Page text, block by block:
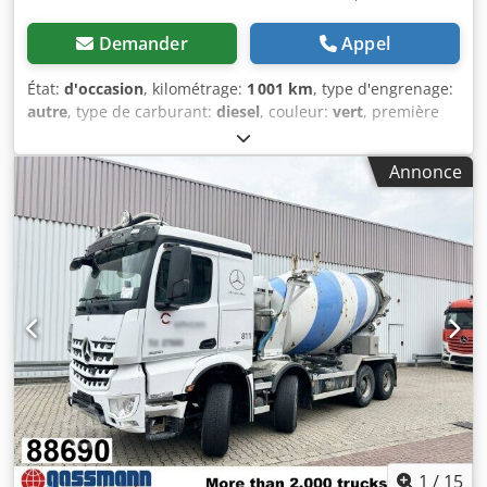
Demander Appel
État: d'occasion, kilométrage: 1 001 km, type d'engrenage:
autre, type de carburant: diesel, couleur: vert, première
, Année de construction:
cabine conducteur:autre, Emplacement du véhicule :
Bovenden. Dsdji Rn Tzopfx Aktjck Type de superstructure :
convoyeur à bande (démontable), environ 12 m, pour
bétonnière à 3 ou 4 essieux, entraxe des rouleaux : 11 m,
vitesse de la bande : 2,8 m/s, puissance requise : 12 kW.
État impeccable, très peu utilisé ! INFORMATIONS SUR LES
ACCESSOIRES SANS GARANTIE, sous réserve de
modifications, de vente intermédiaire et d’erreurs.
Annonce
1 / 15